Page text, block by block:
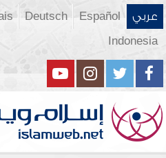
عربي Español
Deutsch
Indonesia